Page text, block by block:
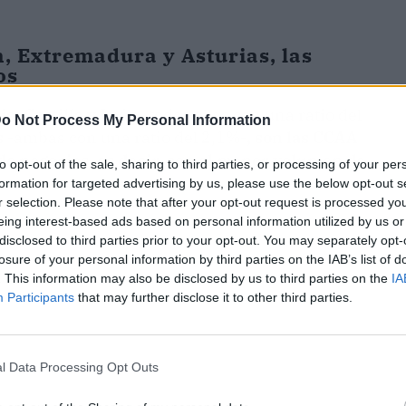
Not Process My Personal Information
opt-out of the sale, sharing to third parties, or processing of your
for targeted advertising by us, please use the below opt-out
selection. Please note that after your opt-out request is processed
interest-based ads based on personal information utilized by us
to third parties prior to your opt-out. You may separately
of your personal information by third parties on the IAB’s list of
This information may also be disclosed by us to third parties on the
Participants that may further disclose it to other third parties.
Data Processing Opt Outs
Extremadura y Asturias, las
Castilla y León-todas ellas con una ratio del
negocios, es decir, con el menor volumen de